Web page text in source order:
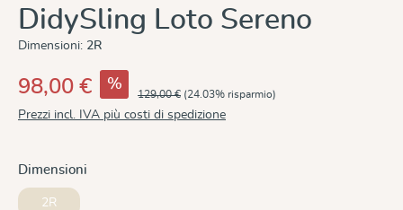
Valutazione media di 0 su 5 stelle
DidySling Loto Sereno
Dimensioni: 2R
98,00 € %
129,00 € (24.03% risparmio)
Prezzi incl. IVA più costi di spedizione
Seleziona
Dimensioni
2R